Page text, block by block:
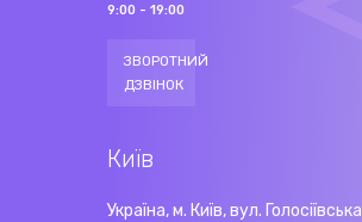
9:00 - 19:00
ЗВОРОТНИЙ
ДЗВІНОК
Київ
Україна, м. Київ, вул. Голосіївська